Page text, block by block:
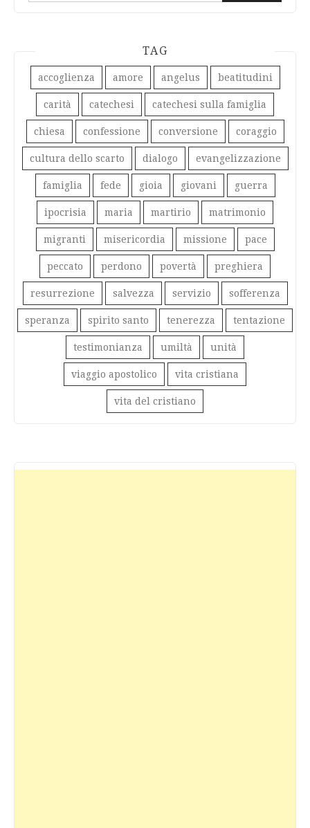
TAG
accoglienza amore angelus beatitudini
carità catechesi catechesi sulla famiglia
chiesa confessione conversione coraggio
cultura dello scarto dialogo evangelizzazione
famiglia fede gioia giovani guerra
ipocrisia maria martirio matrimonio
migranti misericordia missione pace
peccato perdono povertà preghiera
resurrezione salvezza servizio sofferenza
speranza spirito santo tenerezza tentazione
testimonianza umiltà unità
viaggio apostolico vita cristiana
vita del cristiano